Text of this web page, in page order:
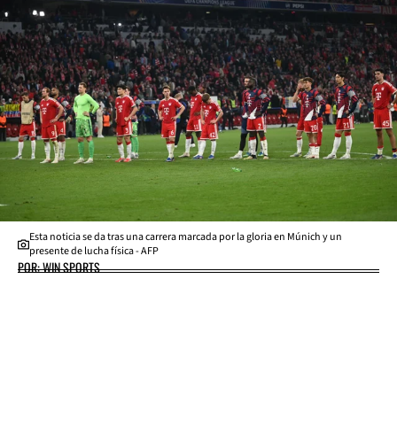
Esta noticia se da tras una carrera marcada por la gloria en Múnich y un
presente de lucha física - AFP
POR: WIN SPORTS